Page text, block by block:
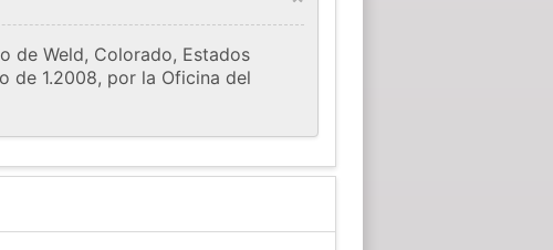
de Weld, Colorado, Estados
de 1.2008, por la Oficina del